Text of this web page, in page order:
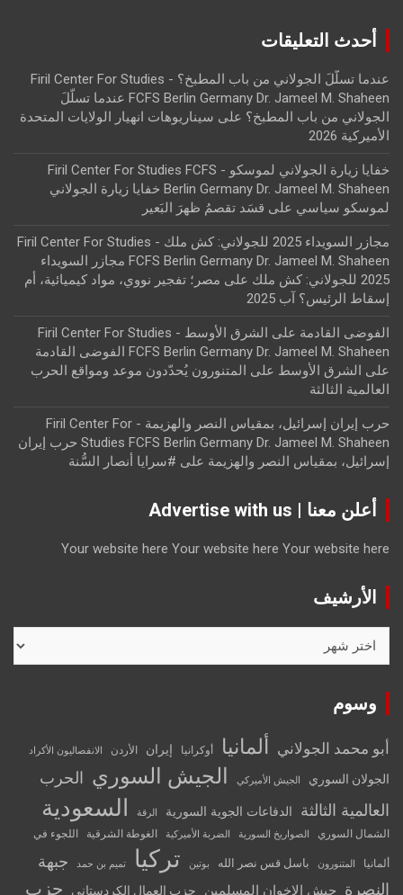
أحدث التعليقات
عندما تسلّلَ الجولاني من باب المطبخ؟ - Firil Center For Studies
FCFS Berlin Germany Dr. Jameel M. Shaheen عندما تسلّلَ
الجولاني من باب المطبخ؟ على سيناريوهات انهيار الولايات المتحدة
الأميركية 2026
خفايا زيارة الجولاني لموسكو - Firil Center For Studies FCFS
Berlin Germany Dr. Jameel M. Shaheen خفايا زيارة الجولاني
لموسكو سياسي على قسَد تقصمُ ظهرَ البَعير
مجازر السويداء 2025 للجولاني: كش ملك - Firil Center For Studies
FCFS Berlin Germany Dr. Jameel M. Shaheen مجازر السويداء
2025 للجولاني: كش ملك
على مصر؛ تفجير نووي، مواد كيميائية، أم
إسقاط الرئيس؟ آب 2025
الفوضى القادمة على الشرق الأوسط - Firil Center For Studies
FCFS Berlin Germany Dr. Jameel M. Shaheen الفوضى القادمة
على الشرق الأوسط على
المتنورون يُحدّدون موعد ومواقع الحرب
العالمية الثالثة
حرب إيران إسرائيل، بمقياس النصر والهزيمة - Firil Center For
Studies FCFS Berlin Germany Dr. Jameel M. Shaheen حرب إيران
إسرائيل، بمقياس النصر والهزيمة على #سرايا أنصار السُّنة
أعلن معنا | Advertise with us
Your website here Your website here Your website here
الأرشيف
وسوم
أبو محمد الجولاني ألمانيا أوكرانيا إيران الأردن الانفصاليون الأكراد
الجولان السوري الجيش الأميركي الجيش السوري الحرب
العالمية الثالثة
الدفاعات الجوية السورية الرقة السعودية
الشمال السوري الصواريخ السورية الضربة الأميركية الغوطة الشرقية اللجوء في
ألمانيا المتنورون باسل قس نصر الله بوتين تركيا تميم بن حمد
جبهة
النصرة
جيش الإخوان المسلمين حزب العمال الكردستاني حزب